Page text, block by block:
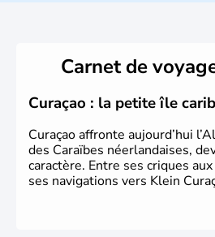
Carnet de
Curaçao : la petite île
Curaçao affronte aujourd’hui
des Caraïbes néerlandaises,
caractère. Entre ses criques
ses navigations vers Klein